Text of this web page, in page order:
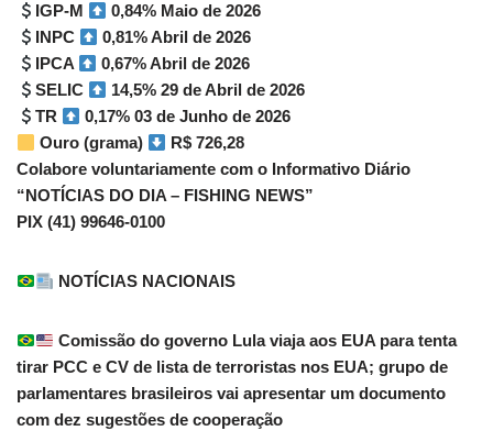
IGP-M
0,84% Maio de 2026
INPC
0,81% Abril de 2026
IPCA
0,67% Abril de 2026
SELIC
14,5% 29 de Abril de 2026
TR
0,17% 03 de Junho de 2026
Ouro (grama)
R$ 726,28
Colabore voluntariamente com o Informativo Diário
“NOTÍCIAS DO DIA – FISHING NEWS”
PIX (41) 99646-0100
NOTÍCIAS NACIONAIS
Comissão do governo Lula viaja aos EUA para tenta
tirar PCC e CV de lista de terroristas nos EUA; grupo de
parlamentares brasileiros vai apresentar um documento
com dez sugestões de cooperação